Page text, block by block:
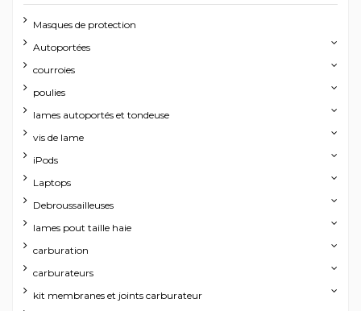
Masques de protection
Autoportées
courroies
poulies
lames autoportés et tondeuse
vis de lame
iPods
Laptops
Debroussailleuses
lames pout taille haie
carburation
carburateurs
kit membranes et joints carburateur